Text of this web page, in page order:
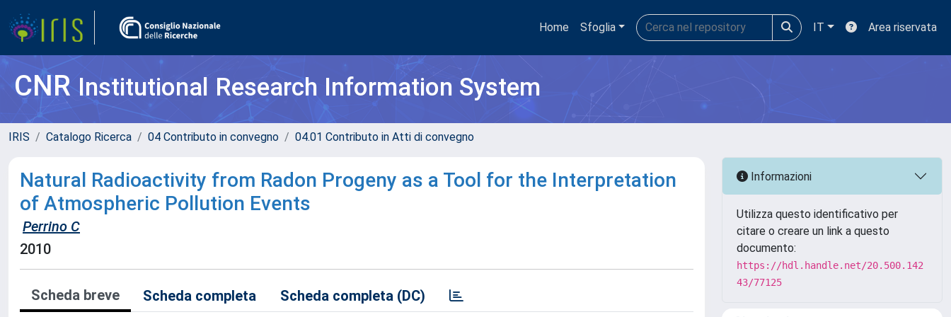
Home Sfoglia IT Area riservata
CNRInstitutional Research Information System
IRIS Catalogo Ricerca 04 Contributo in convegno 04.01 Contributo in Atti di convegno
Natural Radioactivity from Radon Progeny as a Tool for the Interpretation
of Atmospheric Pollution Events
Perrino C
2010
Scheda breve Scheda completa Scheda completa (DC)
Informazioni
Utilizza questo identificativo per
citare o creare un link a questo
documento:
https://hdl.handle.net/20.500.142
43/77125